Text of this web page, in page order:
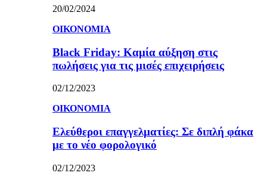
20/02/2024
ΟΙΚΟΝΟΜΙΑ
Black Friday: Καμία αύξηση στις
πωλήσεις για τις μισές επιχειρήσεις
02/12/2023
ΟΙΚΟΝΟΜΙΑ
Ελεύθεροι επαγγελματίες: Σε διπλή φάκα
με το νέο φορολογικό
02/12/2023